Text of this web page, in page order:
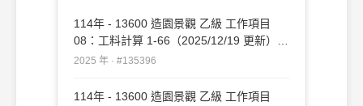
114年 - 13600 造園景觀 乙級 工作項目
08：工料計算 1-66（2025/12/19 更新）
#135396
2025 年 · #135396
114年 - 13600 造園景觀 乙級 工作項目